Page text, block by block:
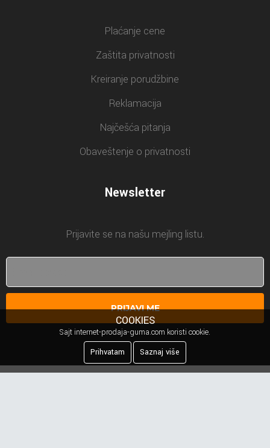
Plaćanje cene
Zaštita privatnosti
Kreiranje porudžbine
Reklamacija
Najčešća pitanja
Obaveštenje o privatnosti
Newsletter
Prijavite se na našu mejling listu.
PRIJAVI ME
COOKIES
Sajt internet-prodaja-guma.com koristi cookie.
Prihvatam
Saznaj više